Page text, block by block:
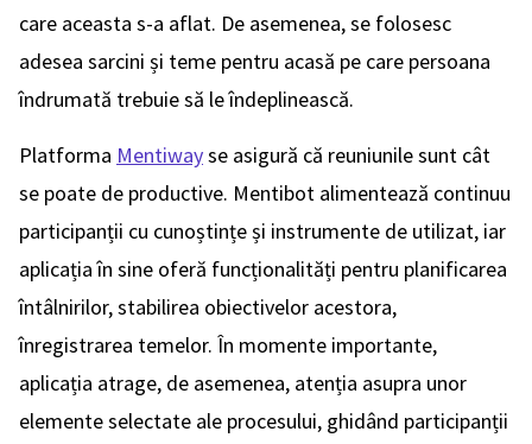
care aceasta s-a aflat. De asemenea, se folosesc
adesea sarcini și teme pentru acasă pe care persoana
îndrumată trebuie să le îndeplinească.
Platforma Mentiwayse asigură că reuniunile sunt cât
se poate de productive. Mentibot alimentează continuu
participanții cu cunoștințe și instrumente de utilizat, iar
aplicația în sine oferă funcționalități pentru planificarea
întâlnirilor, stabilirea obiectivelor acestora,
înregistrarea temelor. În momente importante,
aplicația atrage, de asemenea, atenția asupra unor
elemente selectate ale procesului, ghidând participanții